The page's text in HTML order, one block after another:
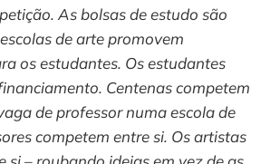
As bolsas de estudo são
de arte promovem
os estudantes. Os estudantes
Centenas competem
de professor numa escola de
competem entre si. Os artistas